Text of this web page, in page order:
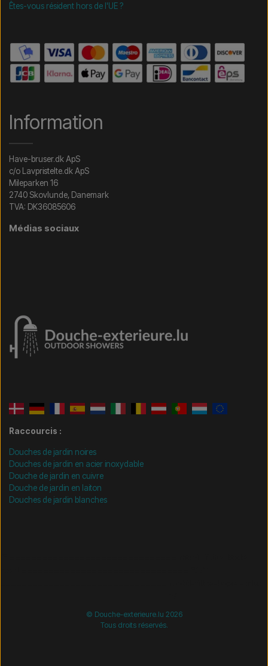
Êtes-vous résident hors de l'UE ?
Information
Have-bruser.dk ApS
c/o Lavpristelte.dk ApS
Mileparken 16
2740 Skovlunde, Danemark
TVA: DK36085606
Médias sociaux
Raccourcis :
Douches de jardin noires
Douches de jardin en acier inoxydable
Douche de jardin en cuivre
Douche de jardin en laiton
Douches de jardin blanches
© Douche-exterieure.lu 2026
Tous droits réservés.